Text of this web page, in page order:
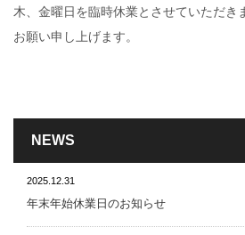
木、金曜日を臨時休業とさせていただき
お願い申し上げます。
NEWS
2025.12.31
年末年始休業日のお知らせ